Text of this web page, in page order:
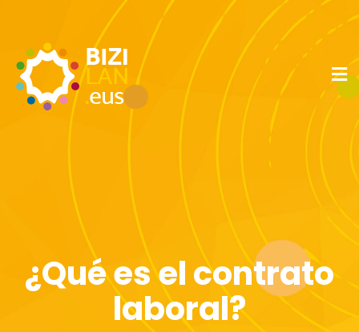
¿Qué es el contrato
laboral?